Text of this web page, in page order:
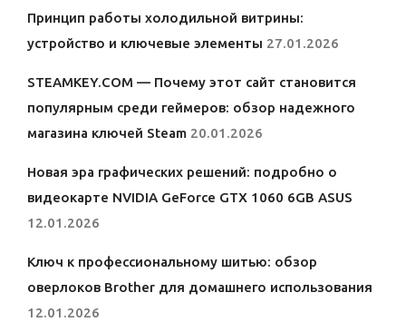
Принцип работы холодильной витрины:
устройство и ключевые элементы 27.01.2026
STEAMKEY.COM — Почему этот сайт становится
популярным среди геймеров: обзор надежного
магазина ключей Steam 20.01.2026
Новая эра графических решений: подробно о
видеокарте NVIDIA GeForce GTX 1060 6GB ASUS
12.01.2026
Ключ к профессиональному шитью: обзор
оверлоков Brother для домашнего использования
12.01.2026